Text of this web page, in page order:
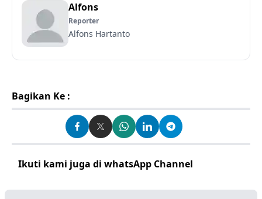
Alfons
Reporter
Alfons Hartanto
Bagikan Ke :
Ikuti kami juga di whatsApp Channel